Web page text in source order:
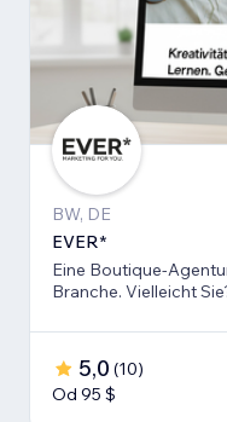
BW, DE
EVER*
Eine Boutique-
Branche. Vielleicht
5,0 (10)
Od 95 $